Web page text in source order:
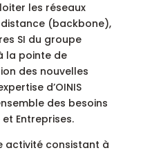
les réseaux
(backbone),
SI du groupe
la pointe de
des nouvelles
d’OINIS
des besoins
Entreprises.
activité consistant à